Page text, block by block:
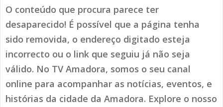
HISTÓRIAS DE ABRIL
O conteúdo que procura parece ter
desaparecido! É possível que a página tenha
sido removida, o endereço digitado esteja
incorrecto ou o link que seguiu já não seja
válido. No TV Amadora, somos o seu canal
online para acompanhar as notícias, eventos, e
histórias da cidade da Amadora. Explore o nosso